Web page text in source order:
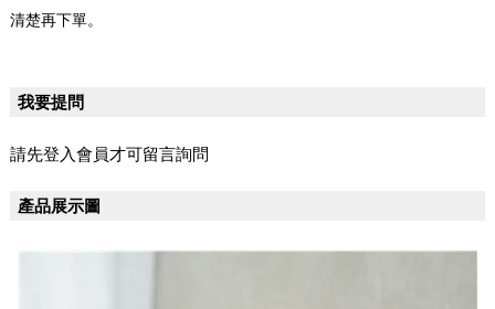
清楚再下單。
我要提問
請先登入會員才可留言詢問
產品展示圖